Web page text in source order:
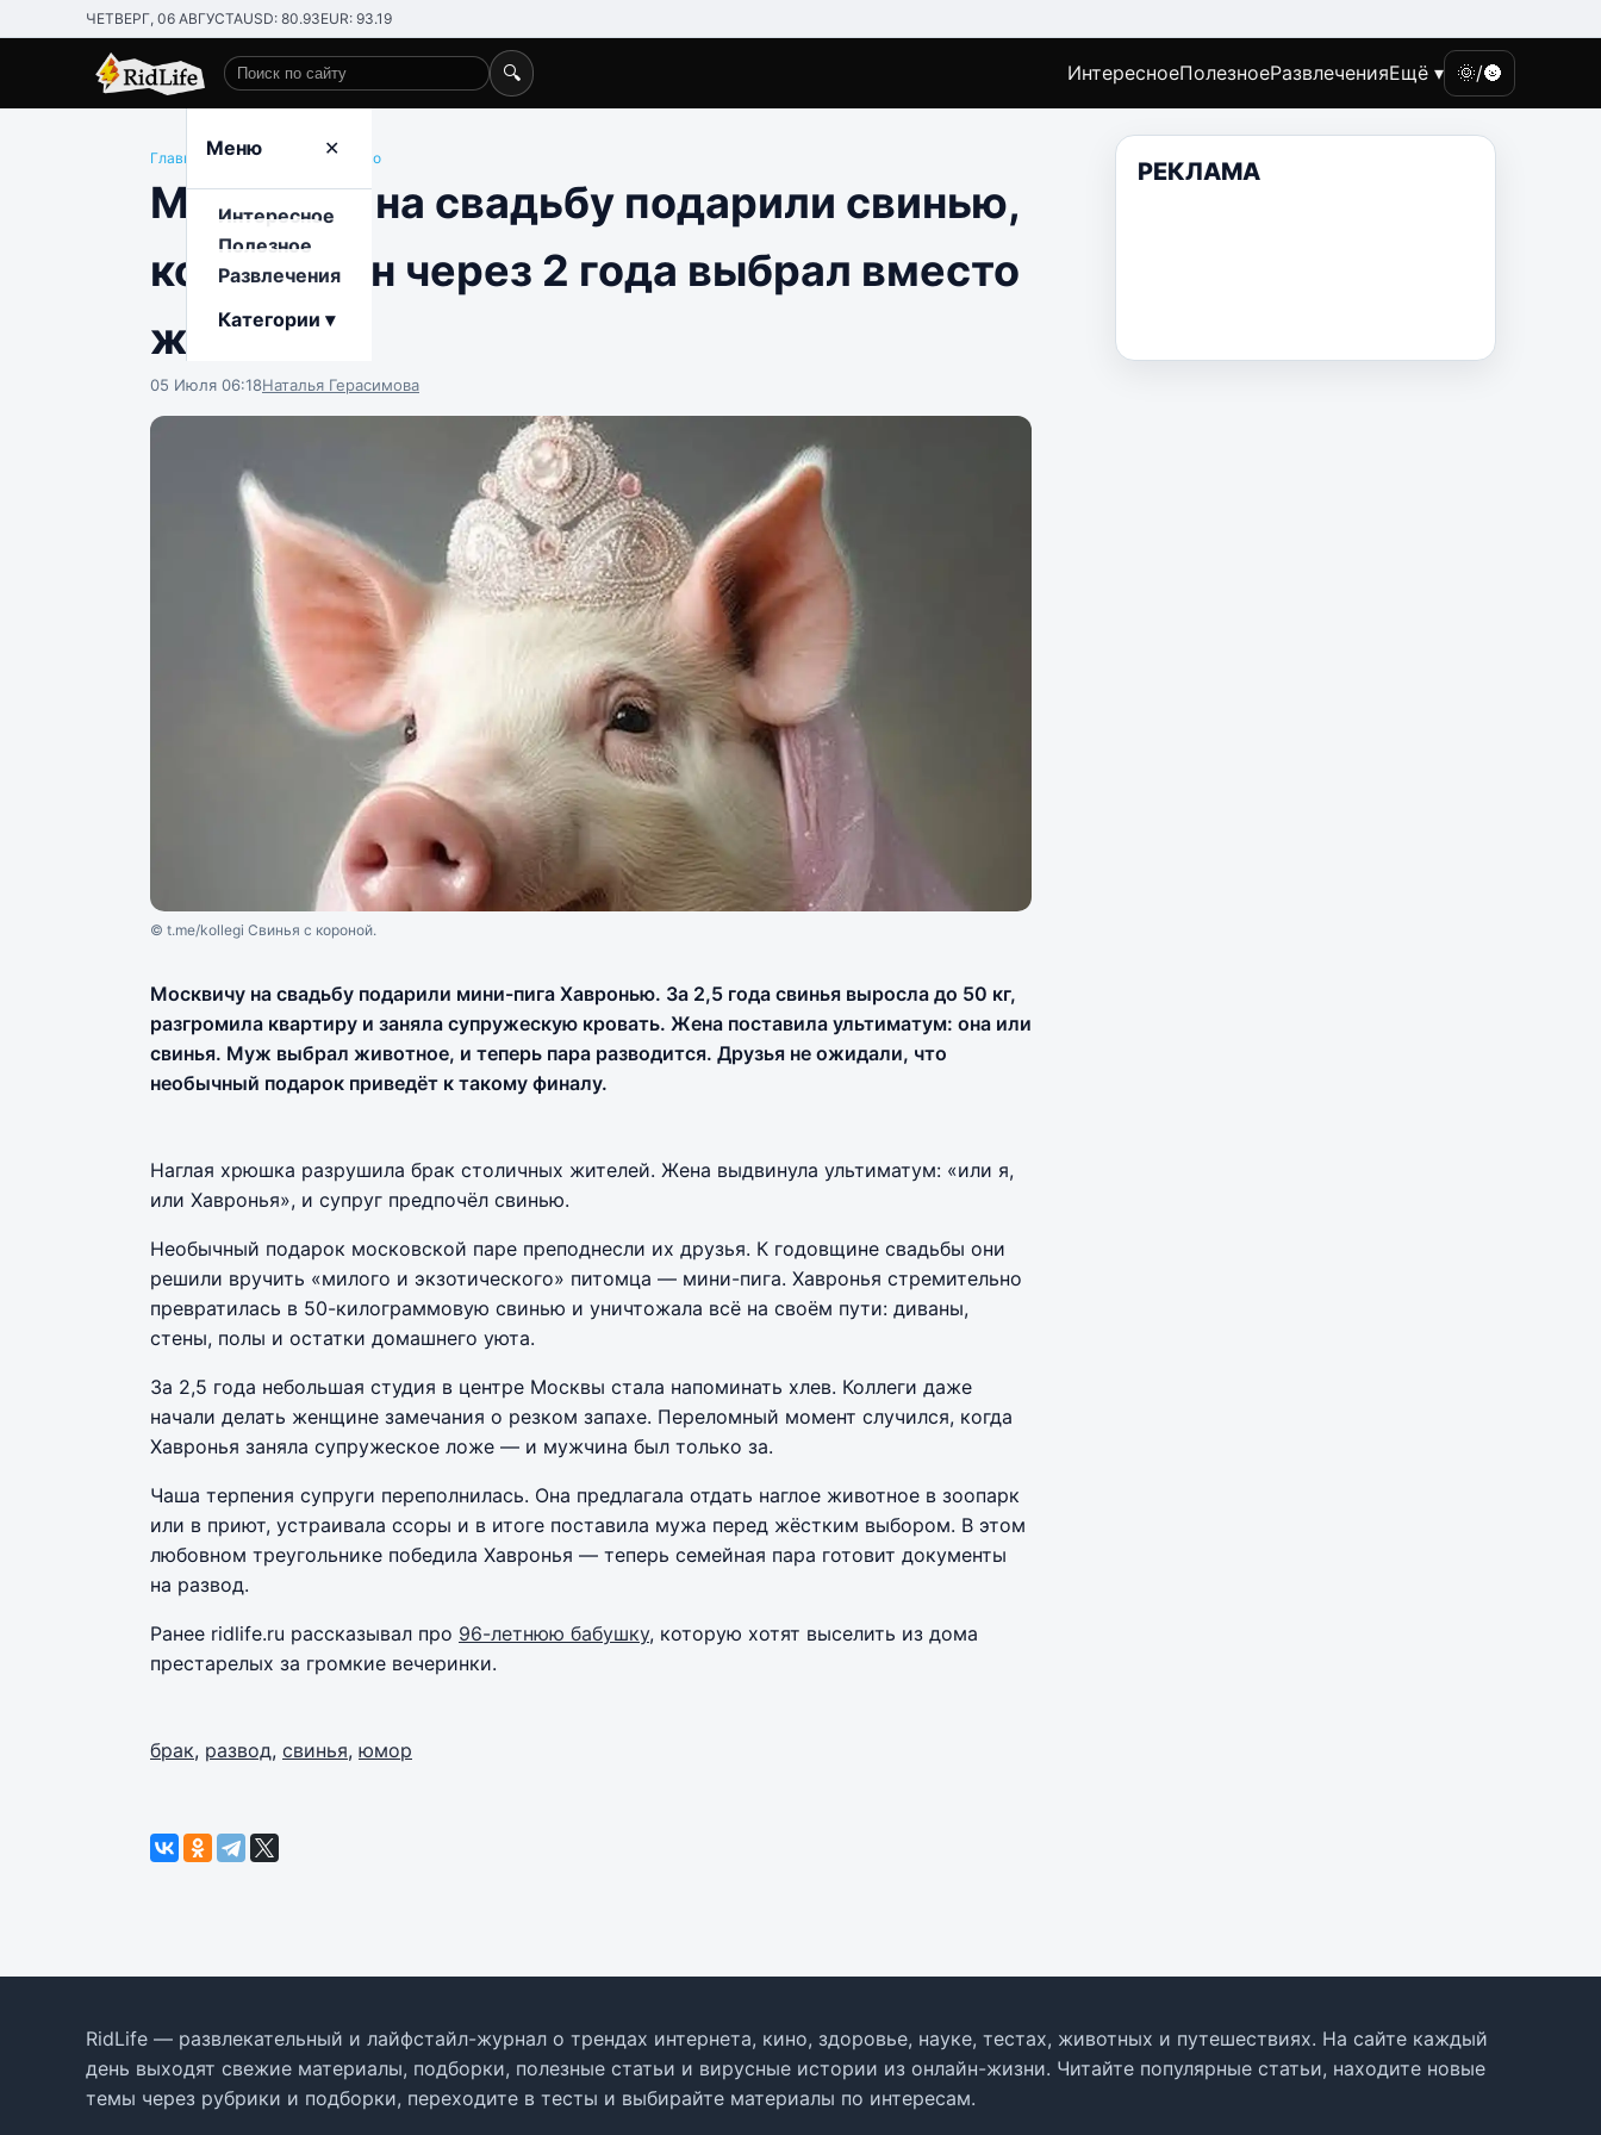
ЧЕТВЕРГ, 06 АВГУСТАUSD: 80.93EUR: 93.19
Поиск по сайту
🔍 ИнтересноеПолезноеРазвлеченияЕщё ▾ 🌞/🌚
Меню ✕
Интересное
Полезное
Развлечения
Категории ▾
Главная/Развлечения Общество
Москвичу на свадьбу подарили свинью,
которую он через 2 года выбрал вместо
жены
05 Июля 06:18Наталья Герасимова
© t.me/kollegi Свинья с короной.
Москвичу на свадьбу подарили мини-пига Хавронью. За 2,5 года свинья выросла до 50 кг,
разгромила квартиру и заняла супружескую кровать. Жена поставила ультиматум: она или
свинья. Муж выбрал животное, и теперь пара разводится. Друзья не ожидали, что
необычный подарок приведёт к такому финалу.
Наглая хрюшка разрушила брак столичных жителей. Жена выдвинула ультиматум: «или я,
или Хавронья», и супруг предпочёл свинью.
Необычный подарок московской паре преподнесли их друзья. К годовщине свадьбы они
решили вручить «милого и экзотического» питомца — мини-пига. Хавронья стремительно
превратилась в 50-килограммовую свинью и уничтожала всё на своём пути: диваны,
стены, полы и остатки домашнего уюта.
За 2,5 года небольшая студия в центре Москвы стала напоминать хлев. Коллеги даже
начали делать женщине замечания о резком запахе. Переломный момент случился, когда
Хавронья заняла супружеское ложе — и мужчина был только за.
Чаша терпения супруги переполнилась. Она предлагала отдать наглое животное в зоопарк
или в приют, устраивала ссоры и в итоге поставила мужа перед жёстким выбором. В этом
любовном треугольнике победила Хавронья — теперь семейная пара готовит документы
на развод.
Ранее ridlife.ru рассказывал про 96-летнюю бабушку, которую хотят выселить из дома
престарелых за громкие вечеринки.
брак, развод, свинья, юмор
РЕКЛАМА
RidLife — развлекательный и лайфстайл-журнал о трендах интернета, кино, здоровье, науке, тестах, животных и путешествиях. На сайте каждый
день выходят свежие материалы, подборки, полезные статьи и вирусные истории из онлайн-жизни. Читайте популярные статьи, находите новые
темы через рубрики и подборки, переходите в тесты и выбирайте материалы по интересам.